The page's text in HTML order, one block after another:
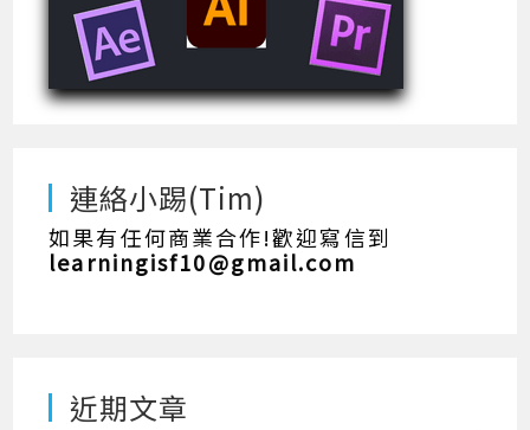
連絡小踢(Tim)
如果有任何商業合作!歡迎寫信到
learningisf10@gmail.com
近期文章